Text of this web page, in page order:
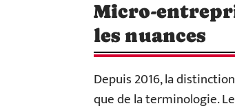
Micro-
les nuances
Depuis 2016, la
que de la terminologie.